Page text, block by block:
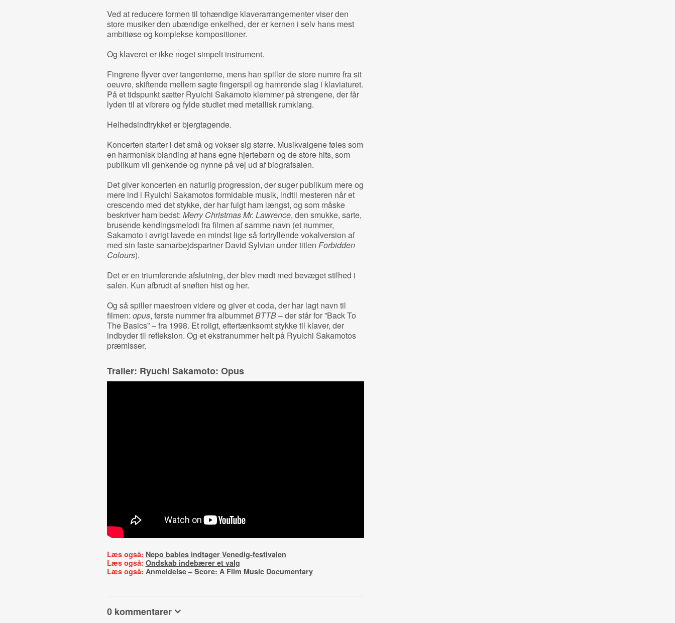
Ved at reducere formen til tohændige klaverarrangementer viser den
store musiker den ubændige enkelhed, der er kernen i selv hans mest
ambitiøse og komplekse kompositioner.
Og klaveret er ikke noget simpelt instrument.
Fingrene flyver over tangenterne, mens han spiller de store numre fra sit
oeuvre, skiftende mellem sagte fingerspil og hamrende slag i klaviaturet.
På et tidspunkt sætter Ryuichi Sakamoto klemmer på strengene, der får
lyden til at vibrere og fylde studiet med metallisk rumklang.
Helhedsindtrykket er bjergtagende.
Koncerten starter i det små og vokser sig større. Musikvalgene føles som
en harmonisk blanding af hans egne hjertebørn og de store hits, som
publikum vil genkende og nynne på vej ud af biografsalen.
Det giver koncerten en naturlig progression, der suger publikum mere og
mere ind i Ryuichi Sakamotos formidable musik, indtil mesteren når et
crescendo med det stykke, der har fulgt ham længst, og som måske
beskriver ham bedst: Merry Christmas Mr. Lawrence, den smukke, sarte,
brusende kendingsmelodi fra filmen af samme navn (et nummer,
Sakamoto i øvrigt lavede en mindst lige så fortryllende vokalversion af
med sin faste samarbejdspartner David Sylvian under titlen Forbidden
Colours).
Det er en triumferende afslutning, der blev mødt med bevæget stilhed i
salen. Kun afbrudt af snøften hist og her.
Og så spiller maestroen videre og giver et coda, der har lagt navn til
filmen: opus, første nummer fra albummetBTTB– der står for ”Back To
The Basics” – fra 1998. Et roligt, eftertænksomt stykke til klaver, der
indbyder til refleksion. Og et ekstranummer helt på Ryuichi Sakamotos
præmisser.
Trailer: Ryuchi Sakamoto: Opus
Læs også: Nepo babies indtager Venedig-festivalen
Læs også: Ondskab indebærer et valg
Læs også: Anmeldelse – Score: A Film Music Documentary
0 kommentarer